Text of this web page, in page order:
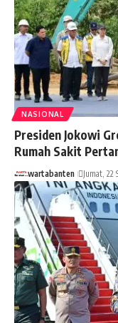
NASIONAL
Presiden Jokowi
Rumah Sakit
wartabanten Jumat, 22